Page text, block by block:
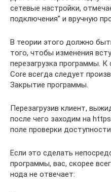
сетевые настройки,
подключения” и вручную
В теории этого должно
того, чтобы изменения
перезагрузка программы.
Core всегда следует
Закрытие программы.
Перезагрузив клиент,
после чего заходим на
поле проверки
Если это сделать
программы, вас, скорее
нода не отвечает: